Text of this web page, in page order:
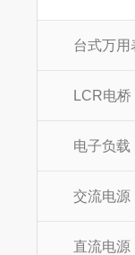
台式万用
LCR电桥
电子负载
交流电源
直流电源